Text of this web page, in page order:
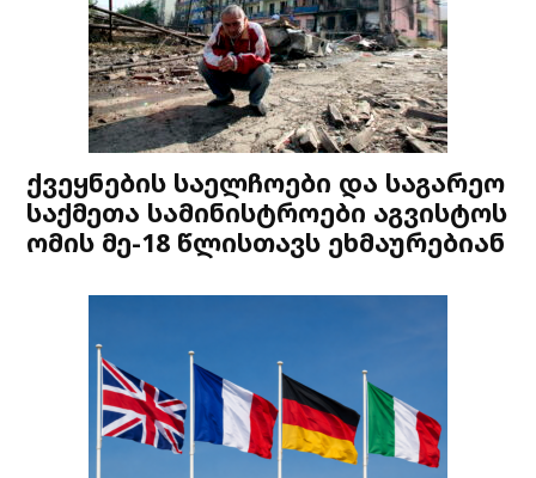
ქვეყნების საელჩოები და საგარეო
საქმეთა სამინისტროები აგვისტოს
ომის მე-18 წლისთავს ეხმაურებიან